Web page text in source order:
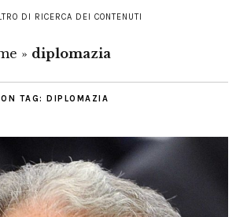
DI RICERCA DEI CONTENUTI
» diplomazia
TAG: DIPLOMAZIA